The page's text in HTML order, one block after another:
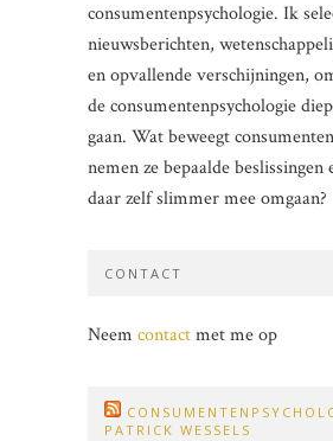
consumentenpsychologie. Ik
nieuwsberichten,
en opvallende verschijningen,
de consumentenpsychologie
gaan. Wat beweegt
nemen ze bepaalde beslissingen
daar zelf slimmer mee omgaan?
CONTACT
Neem contactmet me op
PATRICK WESSELS